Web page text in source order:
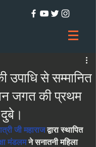
से सम्मानित
जगत की प्रथम
जी महाराज द्वारा स्थापित
मंडलम ने सनातनी महिला